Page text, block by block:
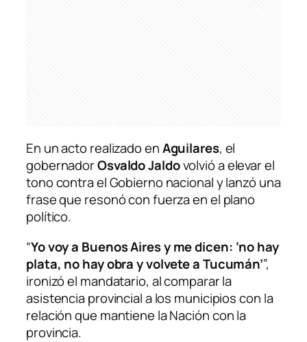
En un acto realizado enAguilares, el
gobernadorOsvaldo Jaldovolvió a elevar el
tono contra el Gobierno nacional y lanzó una
frase que resonó con fuerza en el plano
político.
“Yo voy a Buenos Aires y me dicen: ‘no hay
plata, no hay obra y volvete a Tucumán’”,
ironizó el mandatario, al comparar la
asistencia provincial a los municipios con la
relación que mantiene la Nación con la
provincia.